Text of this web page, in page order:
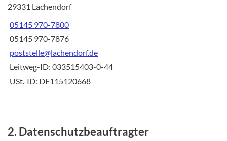
29331 Lachendorf
05145 970-7800
05145 970-7876
poststelle@lachendorf.de
Leitweg-ID: 033515403-0-44
USt.-ID: DE115120668
2. Datenschutzbeauftragter